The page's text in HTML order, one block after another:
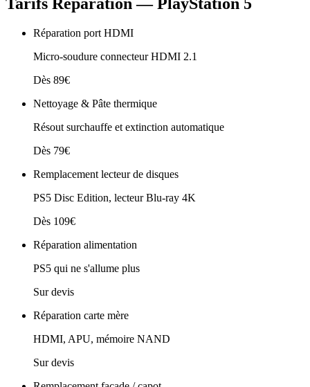
Réparation port HDMI
Micro-soudure connecteur HDMI 2.1
Dès 89€
Nettoyage & Pâte thermique
Résout surchauffe et extinction automatique
Dès 79€
Remplacement lecteur de disques
PS5 Disc Edition, lecteur Blu‑ray 4K
Dès 109€
Réparation alimentation
PS5 qui ne s'allume plus
Sur devis
Réparation carte mère
HDMI, APU, mémoire NAND
Sur devis